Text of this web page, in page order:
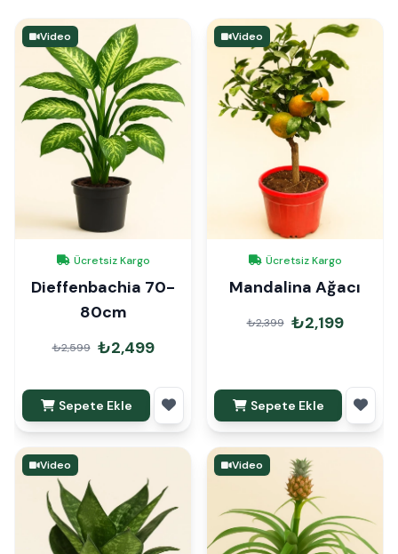
Video
Ücretsiz Kargo
Dieffenbachia 70-
80cm
₺2,599 ₺2,499
Sepete Ekle
Video
Ücretsiz Kargo
Mandalina Ağacı
₺2,399 ₺2,199
Sepete Ekle
Video Video